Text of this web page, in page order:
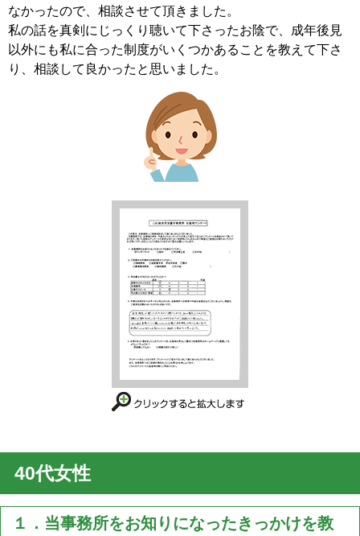
なかったので、相談させて頂きました。
私の話を真剣にじっくり聴いて下さったお陰で、成年後見
以外にも私に合った制度がいくつかあることを教えて下さ
り、相談して良かったと思いました。
40代女性
１．当事務所をお知りになったきっかけを教